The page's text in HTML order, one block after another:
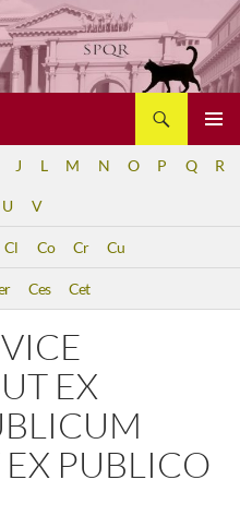
J L M N O P Q R
U V
Cl Co Cr Cu
Ces Cet
EX
PUBLICO